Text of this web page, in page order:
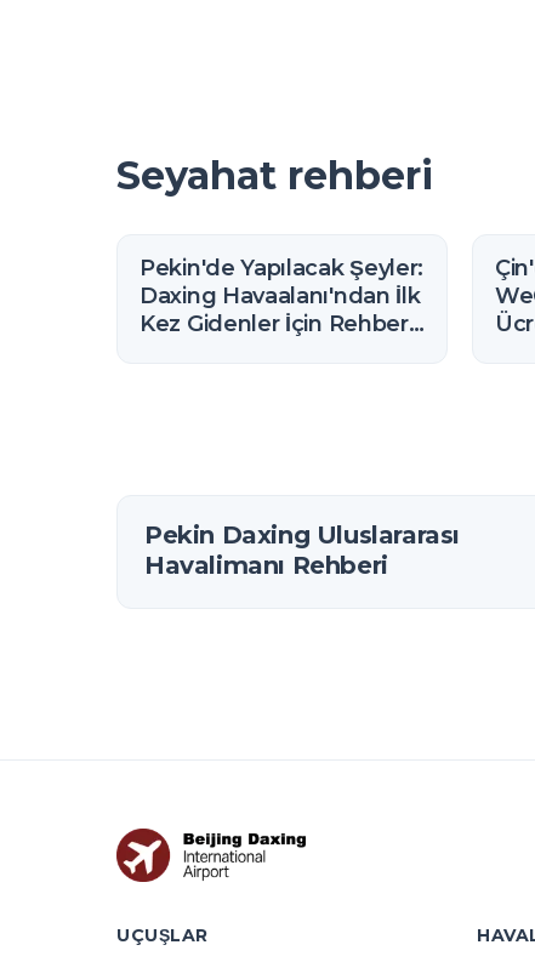
Seyahat rehberi
Pekin'de Yapılacak Şeyler:
Daxing Havaalanı'ndan İlk
Kez Gidenler İçin Rehber
Pekin Daxing Uluslararası
Havalimanı Rehberi
UÇUŞLAR